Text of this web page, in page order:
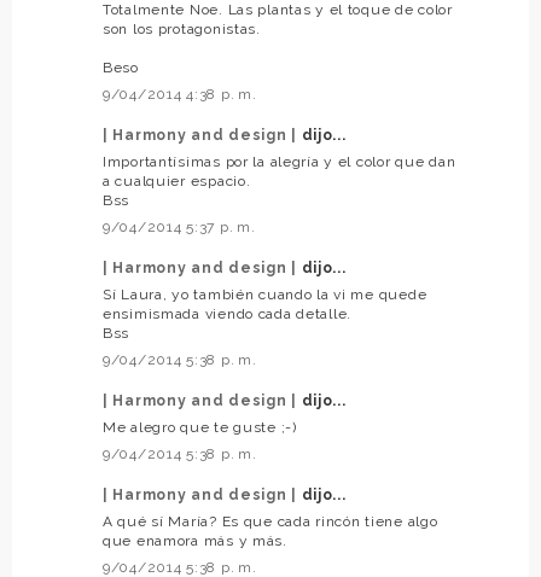
Totalmente Noe. Las plantas y el toque de color
son los protagonistas.
Beso
9/04/2014 4:38 p. m.
| Harmony and design |
dijo...
Importantísimas por la alegría y el color que dan
a cualquier espacio.
Bss
9/04/2014 5:37 p. m.
| Harmony and design |
dijo...
Sí Laura, yo también cuando la vi me quede
ensimismada viendo cada detalle.
Bss
9/04/2014 5:38 p. m.
| Harmony and design |
dijo...
Me alegro que te guste ;-)
9/04/2014 5:38 p. m.
| Harmony and design |
dijo...
A qué sí María? Es que cada rincón tiene algo
que enamora más y más.
9/04/2014 5:38 p. m.